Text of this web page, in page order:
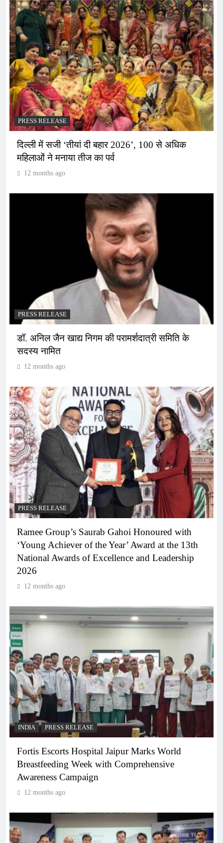
PRESS RELEASE
दिल्ली में सजी ‘तीयां दी बहार 2026’, 100 से अधिक
महिलाओं ने मनाया तीज का पर्व
12 months ago
PRESS RELEASE
डॉ. अनिल जैन खाद्य निगम की परामर्शदात्री समिति के
सदस्य नामित
12 months ago
PRESS RELEASE
Ramee Group’s Saurab Gahoi Honoured with
‘Young Achiever of the Year’ Award at the 13th
National Awards of Excellence and Leadership
2026
12 months ago
INDIA PRESS RELEASE
Fortis Escorts Hospital Jaipur Marks World
Breastfeeding Week with Comprehensive
Awareness Campaign
12 months ago